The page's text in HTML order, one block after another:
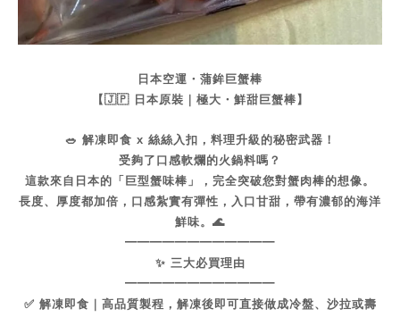
日本空運・蒲鉾巨蟹棒
【🇯🇵 日本原裝｜極大・鮮甜巨蟹棒】
🥗 解凍即食 x 絲絲入扣，料理升級的秘密武器！
受夠了口感軟爛的火鍋料嗎？
這款來自日本的「巨型蟹味棒」，完全突破您對蟹肉棒的想像。
長度、厚度都加倍，口感紮實有彈性，入口甘甜，帶有濃郁的海洋
鮮味。🌊
━━━━━━━━━━━━
✨ 三大必買理由
━━━━━━━━━━━━
✅ 解凍即食｜高品質製程，解凍後即可直接做成冷盤、沙拉或壽